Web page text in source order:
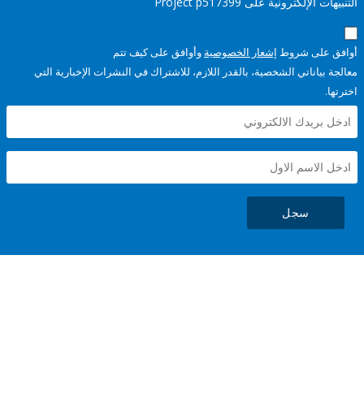
شروطإشعار الخصوصيةوأوافق على كيف تتم
الشخصية، بالقدر اللازم، للاشتراك في النشرات الإخبارية التي